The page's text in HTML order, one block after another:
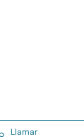
Llamar